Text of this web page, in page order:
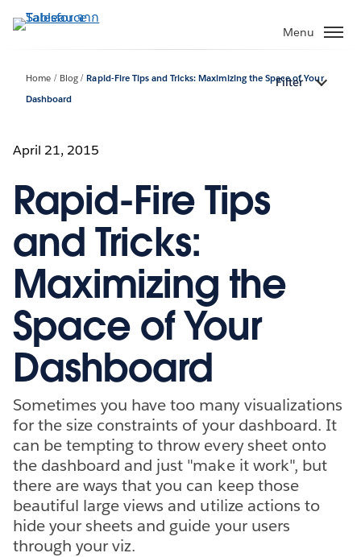
ไป
Menu
Home Blog
Rapid-Fire Tips and Tricks: Maximizing the Space of Your
Dashboard
Filter
April 21, 2015
Rapid-Fire Tips
and Tricks:
Maximizing the
Space of Your
Dashboard
Sometimes you have too many visualizations
for the size constraints of your dashboard. It
can be tempting to throw every sheet onto
the dashboard and just "make it work", but
there are ways that you can keep those
beautiful large views and utilize actions to
hide your sheets and guide your users
through your viz.